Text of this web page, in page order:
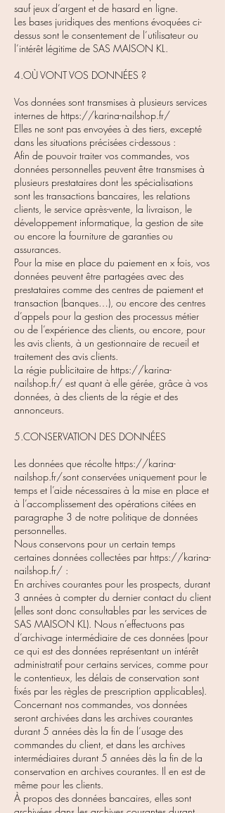
sauf jeux d’argent et de hasard en ligne.
Les bases juridiques des mentions évoquées ci-
dessus sont le consentement de l’utilisateur ou
l’intérêt légitime de SAS MAISON KL.
4.OÙ VONT VOS DONNÉES ?
Vos données sont transmises à plusieurs services
internes de https://karina-nailshop.fr/
Elles ne sont pas envoyées à des tiers, excepté
dans les situations précisées ci-dessous :
Afin de pouvoir traiter vos commandes, vos
données personnelles peuvent être transmises à
plusieurs prestataires dont les spécialisations
sont les transactions bancaires, les relations
clients, le service après-vente, la livraison, le
développement informatique, la gestion de site
ou encore la fourniture de garanties ou
assurances.
Pour la mise en place du paiement en x fois, vos
données peuvent être partagées avec des
prestataires comme des centres de paiement et
transaction (banques…), ou encore des centres
d’appels pour la gestion des processus métier
ou de l’expérience des clients, ou encore, pour
les avis clients, à un gestionnaire de recueil et
traitement des avis clients.
La régie publicitaire de https://karina-
nailshop.fr/ est quant à elle gérée, grâce à vos
données, à des clients de la régie et des
annonceurs.
5.CONSERVATION DES DONNÉES
Les données que récolte https://karina-
nailshop.fr/sont conservées uniquement pour le
temps et l’aide nécessaires à la mise en place et
à l’accomplissement des opérations citées en
paragraphe 3 de notre politique de données
personnelles.
Nous conservons pour un certain temps
certaines données collectées par https://karina-
nailshop.fr/ :
En archives courantes pour les prospects, durant
3 années à compter du dernier contact du client
(elles sont donc consultables par les services de
SAS MAISON KL). Nous n’effectuons pas
d’archivage intermédiaire de ces données (pour
ce qui est des données représentant un intérêt
administratif pour certains services, comme pour
le contentieux, les délais de conservation sont
fixés par les règles de prescription applicables).
Concernant nos commandes, vos données
seront archivées dans les archives courantes
durant 5 années dès la fin de l’usage des
commandes du client, et dans les archives
intermédiaires durant 5 années dès la fin de la
conservation en archives courantes. Il en est de
même pour les clients.
À propos des données bancaires, elles sont